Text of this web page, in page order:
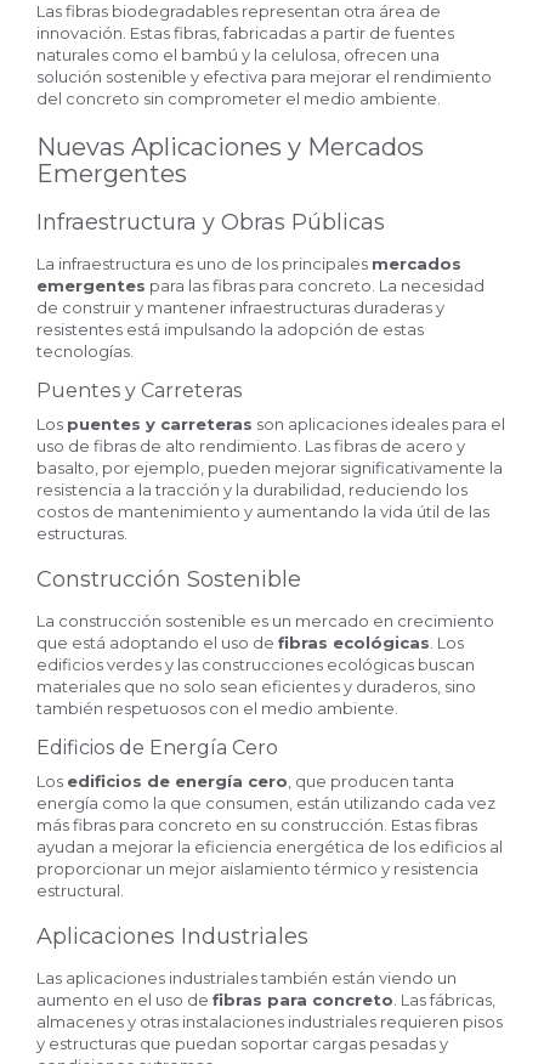
Las fibras biodegradables representan otra área de
innovación. Estas fibras, fabricadas a partir de fuentes
naturales como el bambú y la celulosa, ofrecen una
solución sostenible y efectiva para mejorar el rendimiento
del concreto sin comprometer el medio ambiente.
Nuevas Aplicaciones y Mercados
Emergentes
Infraestructura y Obras Públicas
La infraestructura es uno de los principales mercados
emergentes para las fibras para concreto. La necesidad
de construir y mantener infraestructuras duraderas y
resistentes está impulsando la adopción de estas
tecnologías.
Puentes y Carreteras
Los puentes y carreteras son aplicaciones ideales para el
uso de fibras de alto rendimiento. Las fibras de acero y
basalto, por ejemplo, pueden mejorar significativamente la
resistencia a la tracción y la durabilidad, reduciendo los
costos de mantenimiento y aumentando la vida útil de las
estructuras.
Construcción Sostenible
La construcción sostenible es un mercado en crecimiento
que está adoptando el uso de fibras ecológicas . Los
edificios verdes y las construcciones ecológicas buscan
materiales que no solo sean eficientes y duraderos, sino
también respetuosos con el medio ambiente.
Edificios de Energía Cero
Los edificios de energía cero , que producen tanta
energía como la que consumen, están utilizando cada vez
más fibras para concreto en su construcción. Estas fibras
ayudan a mejorar la eficiencia energética de los edificios al
proporcionar un mejor aislamiento térmico y resistencia
estructural.
Aplicaciones Industriales
Las aplicaciones industriales también están viendo un
aumento en el uso de fibras para concreto . Las fábricas,
almacenes y otras instalaciones industriales requieren pisos
y estructuras que puedan soportar cargas pesadas y